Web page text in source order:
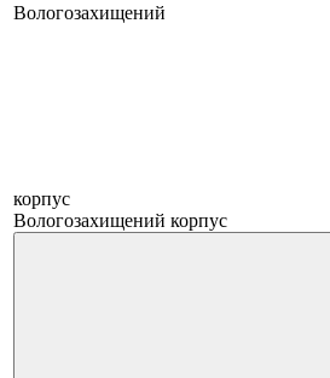
Вологозахищений
корпус
Вологозахищений корпус